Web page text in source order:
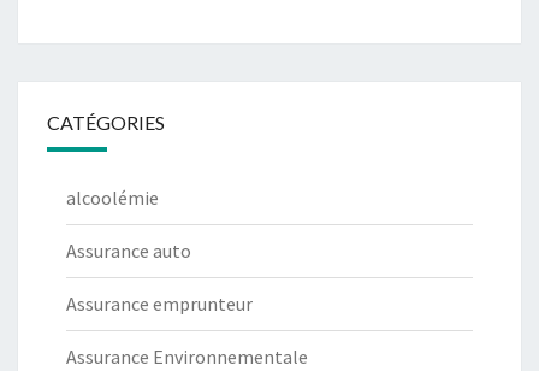
CATÉGORIES
alcoolémie
Assurance auto
Assurance emprunteur
Assurance Environnementale